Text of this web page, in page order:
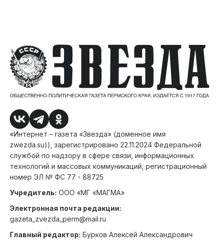
«Интернет – газета «Звезда» (доменное имя
zwezda.su)), зарегистрировано 22.11.2024 Федеральной
службой по надзору в сфере связи, информационных
технологий и массовых коммуникаций, регистрационный
номер ЭЛ № ФС 77 - 88725
Учредитель: ООО «МГ «МАГМА»
Электронная почта редакции:
gazeta_zvezda_perm@mail.ru
Главный редактор: Бурков Алексей Александрович